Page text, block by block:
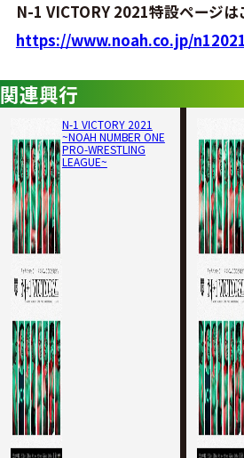
N-1 VICTORY 2021特設ページは
https://www.noah.co.jp/
関連興行
N-1 VICTORY 2021
~NOAH NUMBER ONE
PRO-WRESTLING
LEAGUE~